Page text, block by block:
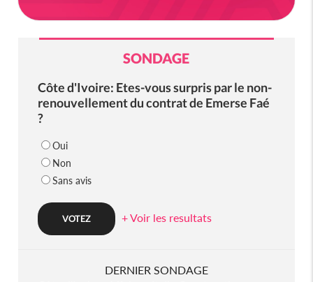
SONDAGE
Côte d'Ivoire: Etes-vous surpris par le non-
renouvellement du contrat de Emerse Faé
?
Oui
Non
Sans avis
+ Voir les resultats
DERNIER SONDAGE